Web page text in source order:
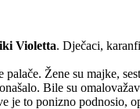
Violetta. Dječaci,
Žene su majke,
Bile su
je to ponizno podnosio,